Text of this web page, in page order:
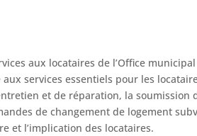
aux locataires de l’Office
aux services essentiels pour les
et de réparation, la
de changement de logement
et l’implication des locataires.